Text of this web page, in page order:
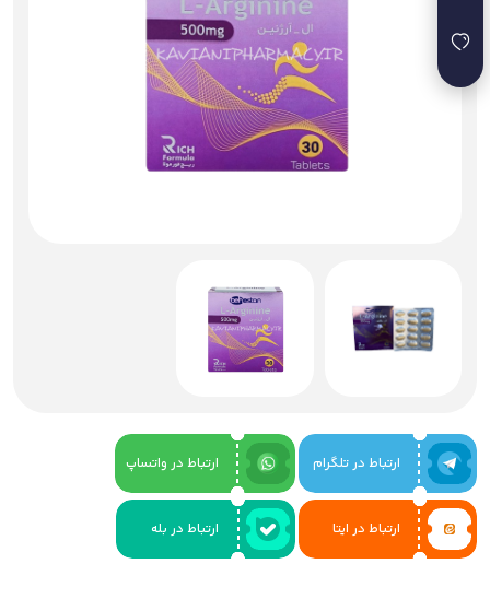
ارتباط در تلگرام ارتباط در واتساپ
ارتباط در ایتا ارتباط در بله